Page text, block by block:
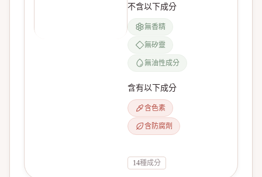
不含以下成分
無香精
無矽靈
無油性成分
含有以下成分
含色素
含防腐劑
14種成分